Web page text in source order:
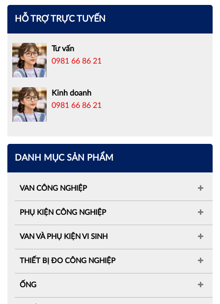
HỖ TRỢ TRỰC TUYẾN
Tư vấn
0981 66 86 21
Kinh doanh
0981 66 86 21
DANH MỤC SẢN PHẨM
VAN CÔNG NGHIỆP
PHỤ KIỆN CÔNG NGHIỆP
VAN VÀ PHỤ KIỆN VI SINH
THIẾT BỊ ĐO CÔNG NGHIỆP
ỐNG